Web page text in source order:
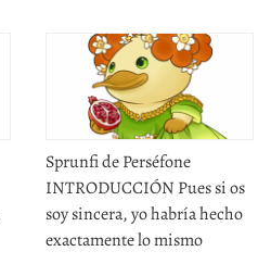
Sprunfi de Perséfone
INTRODUCCIÓN Pues si os
soy sincera, yo habría hecho
exactamente lo mismo